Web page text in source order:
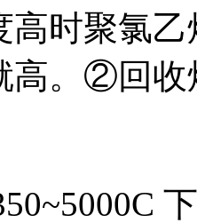
高时聚氯
高。②回收